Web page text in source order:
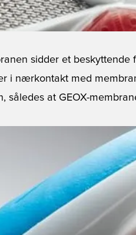
sidder et beskyttende
i nærkontakt med
således at GEOX-